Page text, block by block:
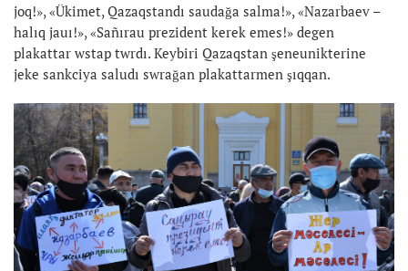
joq!», «Ükimet, Qazaqstandı saudağa salma!», «Nazarbaev –
halıq jauı!», «Sañırau prezident kerek emes!» degen
plakattar wstap twrdı. Keybiri Qazaqstan şeneunikterine
jeke sankciya saludı swrağan plakattarmen şıqqan.